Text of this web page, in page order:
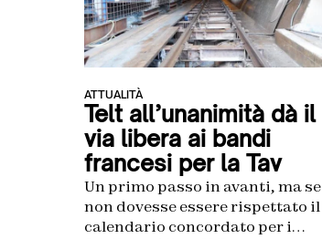
ATTUALITÀ
Telt all’unanimità dà il
via libera ai bandi
francesi per la Tav
Un primo passo in avanti, ma se
non dovesse essere rispettato il
calendario concordato per i